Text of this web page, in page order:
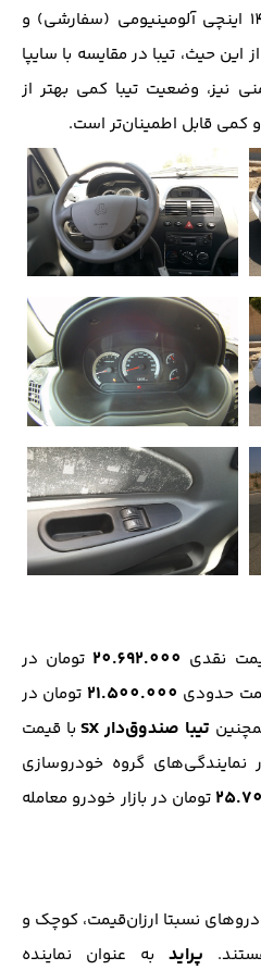
صورت سفارشی)، رینگ‌های 14 اینچی آلومینیومی (سفارشی) و
حیث، تیبا در مقایسه با سایپا
نیز، وضعیت تیبا کمی‌ بهتر از
نقدی 20.692.000تومان در
حدودی 21.500.000 تومان در
تیبا صندوق‌دار SX
با قیمت
نمایندگی‌های گروه خودروسازی
تومان در بازار خودرو معامله
نسبتا ارزان‌قیمت، کوچک و
پراید به عنوان نماینده